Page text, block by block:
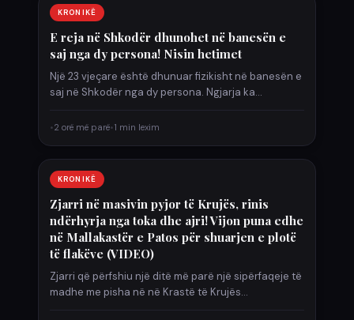
KRONIKË
E reja në Shkodër dhunohet në banesën e
saj nga dy persona! Nisin hetimet
Një 23 vjeçare është dhunuar fizikisht në banesën e
saj në Shkodër nga dy persona. Ngjarja ka
•2 orë më parë•1 min lexim
KRONIKË
Zjarri në masivin pyjor të Krujës, rinis
ndërhyrja nga toka dhe ajri! Vijon puna edhe
në Mallakastër e Patos për shuarjen e plotë
të flakëve (VIDEO)
Zjarri që përfshiu një ditë më parë një sipërfaqeje të
madhe me pisha në në Krastë të Krujës…